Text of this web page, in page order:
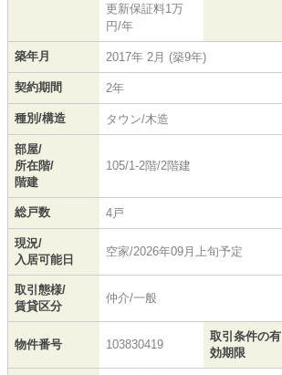
更新保証料1万
円/年
築年月 2017年 2月 (築9年)
契約期間 2年
種別/構造 タウン/木造
部屋/
所在階/
階建
105/1-2階/2階建
総戸数 4戸
現況/
入居可能日
空家/2026年09月上旬予定
取引態様/
賃貸区分
仲介/一般
物件番号 103830419
取引条件の有
効期限